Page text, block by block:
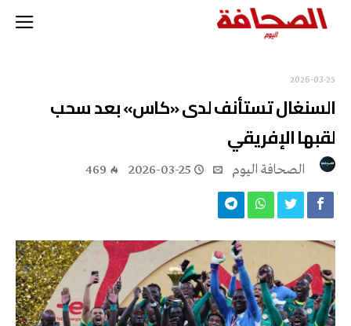
2026-03-25
السنغال تستأنف لدى «كاس» بعد سحب
لقبها الإفريقي
2026-03-25
469